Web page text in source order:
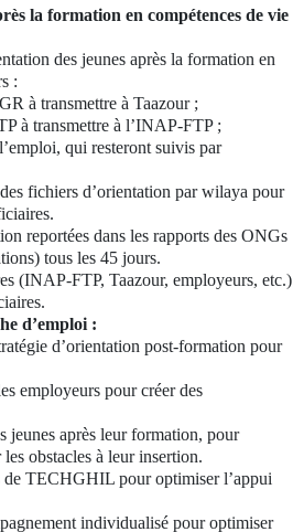
la formation en compétences de vie
des jeunes après la formation en
:
à transmettre à Taazour ;
à transmettre à l’INAP-FTP ;
qui resteront suivis par
fichiers d’orientation par wilaya pour
reportées dans les rapports des ONGs
tous les 45 jours.
(INAP-FTP, Taazour, employeurs, etc.)
d’emploi :
d’orientation post-formation pour
employeurs pour créer des
jeunes après leur formation, pour
obstacles à leur insertion.
de TECHGHIL pour optimiser l’appui
individualisé pour optimiser